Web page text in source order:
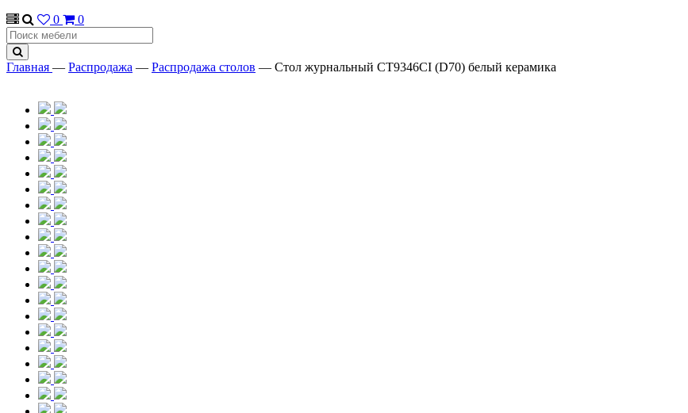
0
0
Главная — Распродажа — Распродажа столов — Стол журнальный CT9346CI (D70) белый керамика